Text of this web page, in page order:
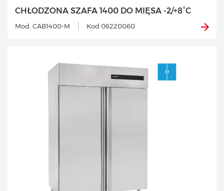
CHŁODZONA SZAFA 1400 DO MIĘSA -2/+8°C
Mod. CAB1400-M Kod 06220060